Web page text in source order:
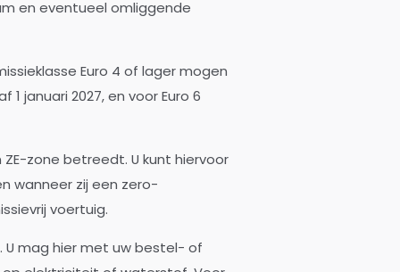
en eventueel omliggende
Euro 4 of lager mogen
januari 2027, en voor Euro 6
zone betreedt. U kunt hiervoor
wanneer zij een zero-
voertuig.
U mag hier met uw bestel- of